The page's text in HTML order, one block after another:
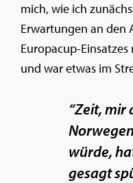
mich, wie ich
Erwartungen an den
Europacup-
und war etwas im
“Zeit, mir
würde,
gesagt